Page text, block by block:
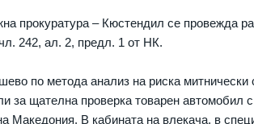
прокуратура – Кюстендил се провежда
242, ал. 2, предл. 1 от НК.
по метода анализ на риска
за щателна проверка товарен автомобил
Македония. В кабината на влекача, в